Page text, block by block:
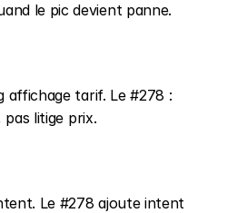
le pic devient panne.
affichage tarif. Le #278 :
pas litige prix.